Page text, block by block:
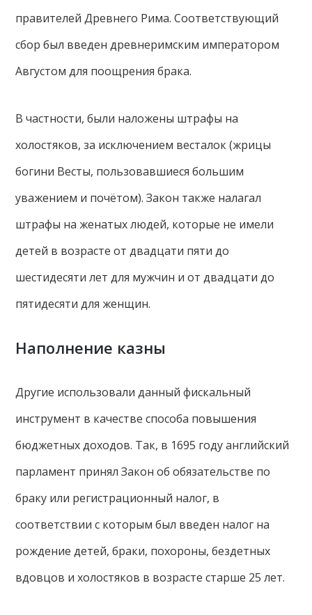
правителей Древнего Рима. Соответствующий
сбор был введен древнеримским императором
Августом для поощрения брака.
В частности, были наложены штрафы на
холостяков, за исключением весталок (жрицы
богини Весты, пользовавшиеся большим
уважением и почётом). Закон также налагал
штрафы на женатых людей, которые не имели
детей в возрасте от двадцати пяти до
шестидесяти лет для мужчин и от двадцати до
пятидесяти для женщин.
Наполнение казны
Другие использовали данный фискальный
инструмент в качестве способа повышения
бюджетных доходов. Так, в 1695 году английский
парламент принял Закон об обязательстве по
браку или регистрационный налог, в
соответствии с которым был введен налог на
рождение детей, браки, похороны, бездетных
вдовцов и холостяков в возрасте старше 25 лет.